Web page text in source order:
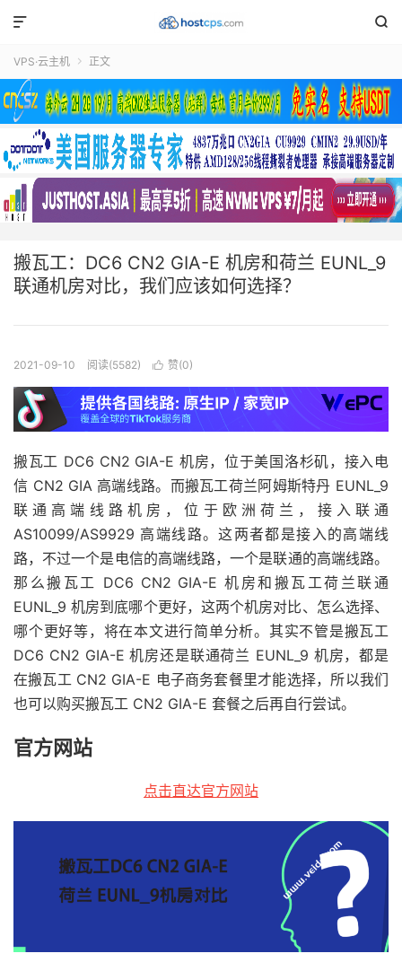


VPS·云主机  正文
搬瓦工：DC6 CN2 GIA-E 机房和荷兰 EUNL_9
联通机房对比，我们应该如何选择？
2021-09-10 阅读(5582)  赞(0)
搬瓦工 DC6 CN2 GIA-E 机房，位于美国洛杉矶，接入电
信 CN2 GIA 高端线路。而搬瓦工荷兰阿姆斯特丹 EUNL_9
联通高端线路机房，位于欧洲荷兰，接入联通
AS10099/AS9929 高端线路。这两者都是接入的高端线
路，不过一个是电信的高端线路，一个是联通的高端线路。
那么搬瓦工 DC6 CN2 GIA-E 机房和搬瓦工荷兰联通
EUNL_9 机房到底哪个更好，这两个机房对比、怎么选择、
哪个更好等，将在本文进行简单分析。其实不管是搬瓦工
DC6 CN2 GIA-E 机房还是联通荷兰 EUNL_9 机房，都是
在搬瓦工 CN2 GIA-E 电子商务套餐里才能选择，所以我们
也可以购买搬瓦工 CN2 GIA-E 套餐之后再自行尝试。
官方网站
点击直达官方网站